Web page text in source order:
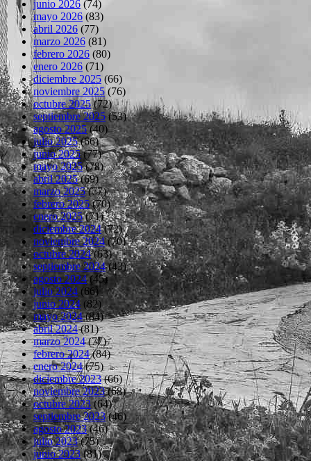
junio 2026 (74)
mayo 2026 (83)
abril 2026 (77)
marzo 2026 (81)
febrero 2026 (80)
enero 2026 (71)
diciembre 2025 (66)
noviembre 2025(76)
octubre 2025(72)
septiembre 2025(53)
agosto 2025(40)
julio 2025(66)
junio 2025(77)
mayo 2025(78)
abril 2025(69)
marzo 2025(77)
febrero 2025(70)
enero 2025(71)
diciembre 2024(72)
noviembre 2024(70)
octubre 2024(63)
septiembre 2024(43)
agosto 2024(45)
julio 2024 (66)
junio 2024 (82)
mayo 2024(84)
abril 2024(81)
marzo 2024(77)
febrero 2024(84)
enero 2024(75)
diciembre 2023(66)
noviembre 2023(68)
octubre 2023(64)
septiembre 2023(46)
agosto 2023(46)
julio 2023(75)
junio 2023(81)